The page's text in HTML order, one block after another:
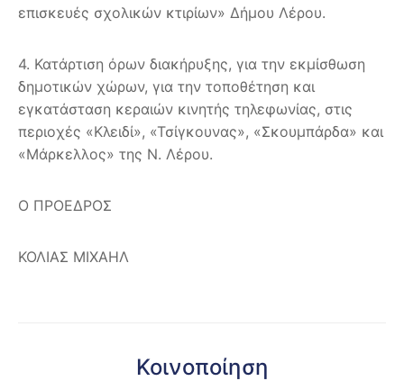
επισκευές σχολικών κτιρίων» Δήμου Λέρου.
4. Κατάρτιση όρων διακήρυξης, για την εκμίσθωση
δημοτικών χώρων, για την τοποθέτηση και
εγκατάσταση κεραιών κινητής τηλεφωνίας, στις
περιοχές «Κλειδί», «Τσίγκουνας», «Σκουμπάρδα» και
«Μάρκελλος» της Ν. Λέρου.
Ο ΠΡΟΕΔΡΟΣ
ΚΟΛΙΑΣ ΜΙΧΑΗΛ
Κοινοποίηση